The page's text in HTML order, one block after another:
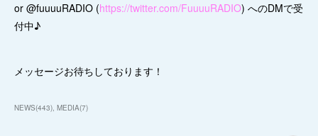
or @fuuuuRADIO (https://twitter.com/FuuuuRADIO) へのDMで受
付中♪
メッセージお待ちしております！
NEWS(443) MEDIA(7)